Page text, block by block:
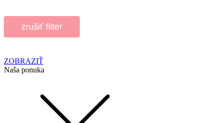
zrušiť filter
ZOBRAZIŤ
Naša ponuka